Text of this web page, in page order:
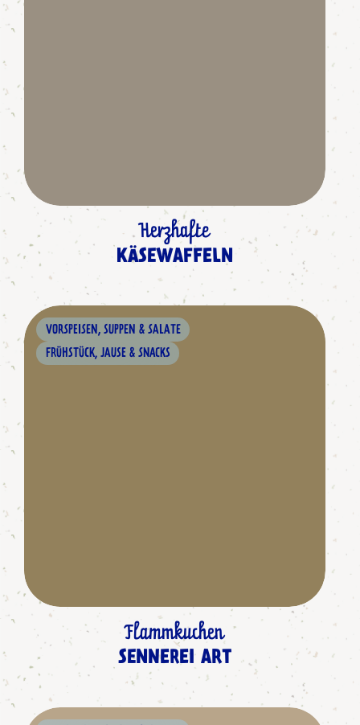
Herzhafte
KÄSEWAFFELN
VORSPEISEN, SUPPEN & SALATE
FRÜHSTÜCK, JAUSE & SNACKS
Flammkuchen
SENNEREI ART